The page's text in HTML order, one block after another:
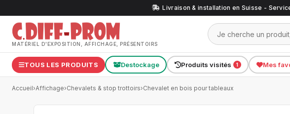
Livraison & installation en Suisse -
MATÉRIEL D'EXPOSITION, AFFICHAGE, PRÉSENTOIRS
TOUS LES PRODUITS Destockage Produits visités 1 Mes
Accueil›Affichage›Chevalets & stop trottoirs›Chevalet en bois pour tableaux